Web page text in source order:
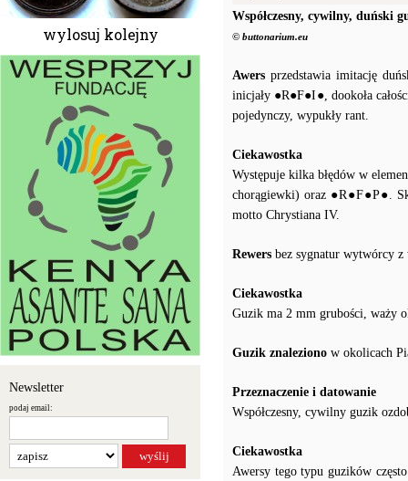
wylosuj kolejny
Newsletter
podaj email:
Współczesny, cywilny, duński
© buttonarium.eu
Awers przedstawia imitację
inicjały ●R●F●I●, dookoła
pojedynczy, wypukły rant.
Ciekawostka
Występuje kilka błędów w
chorągiewki) oraz ●R●F●P●.
motto Chrystiana IV.
Rewers bez sygnatur wytwórcy
Ciekawostka
Guzik ma 2 mm grubości, waży
Guzik znaleziono w okolicach
Przeznaczenie i datowanie
Współczesny, cywilny guzik
Ciekawostka
Awersy tego typu guzików